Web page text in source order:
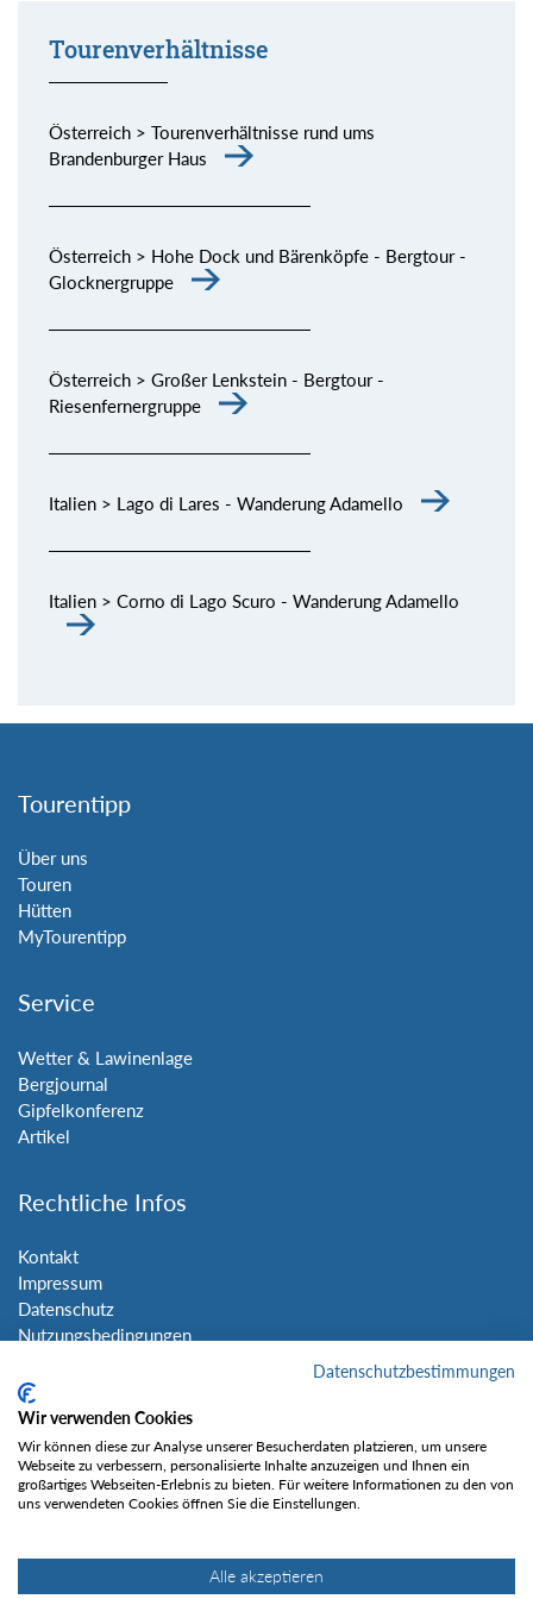
Tourenverhältnisse
Österreich > Tourenverhältnisse rund ums
Brandenburger Haus
Österreich > Hohe Dock und Bärenköpfe - Bergtour -
Glocknergruppe
Österreich > Großer Lenkstein - Bergtour -
Riesenfernergruppe
Italien > Lago di Lares - Wanderung Adamello
Italien > Corno di Lago Scuro - Wanderung Adamello
Tourentipp
Über uns
Touren
Hütten
MyTourentipp
Service
Wetter & Lawinenlage
Bergjournal
Gipfelkonferenz
Artikel
Rechtliche Infos
Kontakt
Impressum
Datenschutz
Nutzungsbedingungen
Social Media
Gefällt mir
Datenschutzbestimmungen
Wir verwenden Cookies
Wir können diese zur Analyse unserer Besucherdaten platzieren, um unsere
Webseite zu verbessern, personalisierte Inhalte anzuzeigen und Ihnen ein
großartiges Webseiten-Erlebnis zu bieten. Für weitere Informationen zu den von
uns verwendeten Cookies öffnen Sie die Einstellungen.
Alle akzeptieren